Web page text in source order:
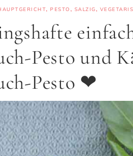
, PESTO , SALZIG,
Pesto und
Pesto ❤